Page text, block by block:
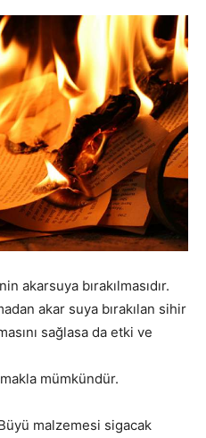
akarsuya bırakılmasıdır.
akar suya bırakılan sihir
sağlasa da etki ve
mümkündür.
malzemesi sigacak